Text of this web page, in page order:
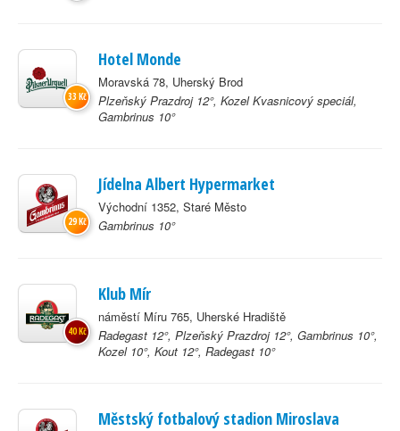
Hotel Monde
Moravská 78, Uherský Brod
Plzeňský Prazdroj 12°, Kozel Kvasnicový speciál,
Gambrinus 10°
33 Kč
Jídelna Albert Hypermarket
Východní 1352, Staré Město
Gambrinus 10°
29 Kč
Klub Mír
náměstí Míru 765, Uherské Hradiště
Radegast 12°, Plzeňský Prazdroj 12°, Gambrinus 10°,
Kozel 10°, Kout 12°, Radegast 10°
40 Kč
Městský fotbalový stadion Miroslava